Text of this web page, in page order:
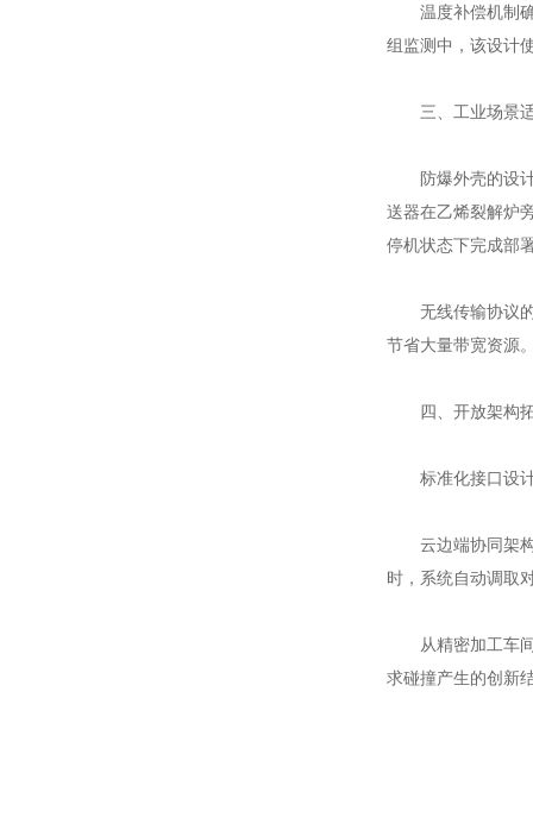
温度补偿机制确
组监测中，该设计
三、工业场景适
防爆外壳的设计
送器在乙烯裂解炉
停机状态下完成部
无线传输协议的
节省大量带宽资源
四、开放架构拓
标准化接口设计
云边端协同架构
时，系统自动调取
从精密加工车间
求碰撞产生的创新